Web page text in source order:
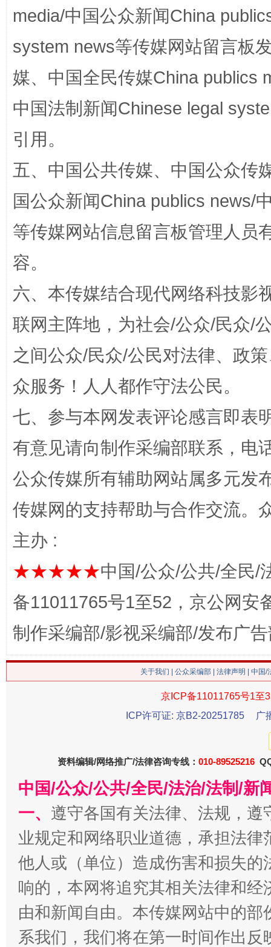
在谋一域中谋全局
今
习近平的博鳌关键词
魏明
生
解纷+调解+退费，一次搞定
media/中国公众新闻China
system news等传媒网站留言板
媒、中国全民传媒China publics
中国法制新闻Chinese legal
引用。
五、中国公共传媒、中国公众传
国公众新闻China publics news/
等传媒网站信息留言板管理人员
容。
六、本传媒结合现代网络科技影
联网主阵地，为社会/公众/民众/
之间公众/民众/公民对法律、政
众服务！人人都作守法公民。
七、参与本网发表评论感言即表
有意见请向制作采编部联系，电
公众传媒所有辅助网站属多元发
传媒网的支持帮助与合作交流。
主办 :
★★★★★中国/公众/公共/全民/
备11011765号1至52，京公网安
制作采编部/影视采编部/发布广
关于我们 公众采编部 法律声明 | 中国
京ICP备11011765号1至
ICP许可证: 京B2-20251785
广
资料编辑/网络推广/法律咨询专线： 010-89525216
中国/公众/公共/全民/法治/法制/新
一、 遵守各国有关法律、法规，
业规定和网络职业道德，承担法
他人或（单位）造成伤害和损失
响的，本网将追究其相关法律和
由和新闻自由。本传媒网站中的
系我们，我们将在第一时间作出